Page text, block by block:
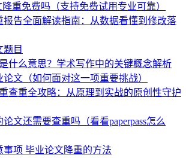
降重免费吗（支持免费试用专业可靠）
报告全面解读指南：从数据看懂到修改落
题目
什么意思？学术写作中的关键概念解析
文（如何面对这一项重要挑战）
查重全攻略：从原理到实战的原创性守护
文还需要查重吗（看看paperpass怎么
事项 毕业论文降重的方法